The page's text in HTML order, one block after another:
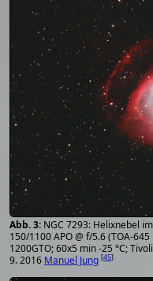
NGC 7293: Helixnebel
150/1100 APO @ f/5.6 (TOA-
1200GTO; 60x5 min -25 °C;
9. 2016 Manuel Jung [45]